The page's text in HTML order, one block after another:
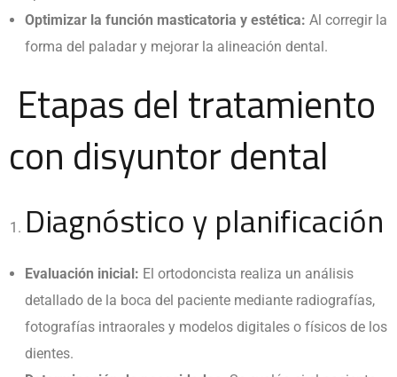
Optimizar la función masticatoria y estética: Al corregir la
forma del paladar y mejorar la alineación dental.
Etapas del tratamiento
con disyuntor dental
Diagnóstico y planificación
Evaluación inicial: El ortodoncista realiza un análisis
detallado de la boca del paciente mediante radiografías,
fotografías intraorales y modelos digitales o físicos de los
dientes.